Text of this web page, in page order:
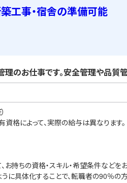
工事・宿舎の準備可能
のお仕事です。安全管理や品質
資格によって、実際の給与は異なります。
持ちの資格・スキル・希望条件などを
に具体化することで、転職者の90％の